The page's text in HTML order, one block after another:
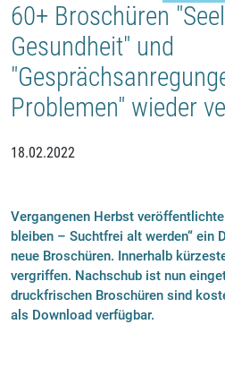
60+ Broschüren
Gesundheit" und
Problemen" wieder
18.02.2022
Vergangenen Herbst
bleiben – Suchtfrei alt werden“ ein
neue Broschüren. Innerhalb
vergriffen. Nachschub ist nun
druckfrischen Broschüren sind
als Download verfügbar.